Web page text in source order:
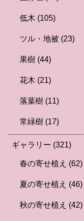
低木 (105)
ツル・地被 (23)
果樹 (44)
花木 (21)
落葉樹 (11)
常緑樹 (17)
ギャラリー (321)
春の寄せ植え (62)
夏の寄せ植え (46)
秋の寄せ植え (42)